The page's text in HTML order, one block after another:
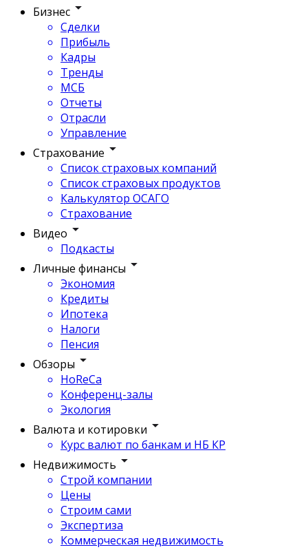
Бизнес
Сделки
Прибыль
Кадры
Тренды
МСБ
Отчеты
Отрасли
Управление
Страхование
Список страховых компаний
Список страховых продуктов
Калькулятор ОСАГО
Страхование
Видео
Подкасты
Личные финансы
Экономия
Кредиты
Ипотека
Налоги
Пенсия
Обзоры
HoReCa
Конференц-залы
Экология
Валюта и котировки
Курс валют по банкам и НБ КР
Недвижимость
Строй компании
Цены
Строим сами
Экспертиза
Коммерческая недвижимость